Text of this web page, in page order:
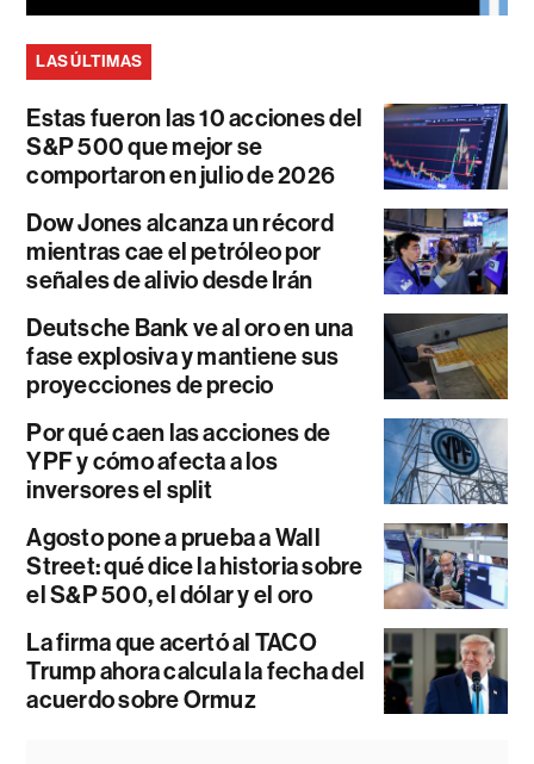
LAS ÚLTIMAS
Estas fueron las 10 acciones del
S&P 500 que mejor se
comportaron en julio de 2026
Dow Jones alcanza un récord
mientras cae el petróleo por
señales de alivio desde Irán
Deutsche Bank ve al oro en una
fase explosiva y mantiene sus
proyecciones de precio
Por qué caen las acciones de
YPF y cómo afecta a los
inversores el split
Agosto pone a prueba a Wall
Street: qué dice la historia sobre
el S&P 500, el dólar y el oro
La firma que acertó al TACO
Trump ahora calcula la fecha del
acuerdo sobre Ormuz